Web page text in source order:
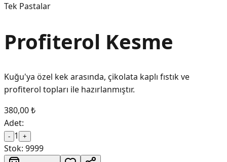
Tek Pastalar
Profiterol Kesme
Kuğu'ya özel kek arasında, çikolata kaplı fıstık ve
profiterol topları ile hazırlanmıştır.
380,00 ₺
Adet:
- 1 +
Stok: 9999